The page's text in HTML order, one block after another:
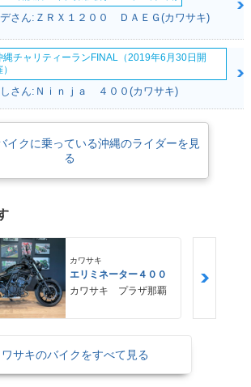
デさん:ＺＲＸ１２００ ＤＡＥＧ(カワサキ)
縄チャリティーランFINAL（2019年6月30日開
さん:Ｎｉｎｊａ ４００(カワサキ)
イクに乗っている沖縄のライダーを見
る
カワサキ
エリミネーター４００
カワサキ プラザ那覇
ワサキのバイクをすべて見る